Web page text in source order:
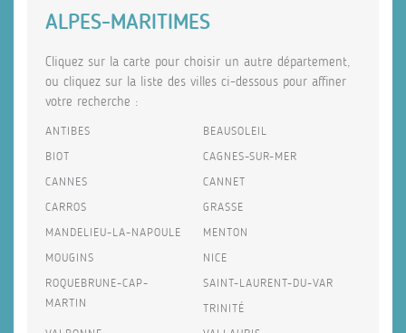
ALPES-MARITIMES
Cliquez sur la carte pour choisir un autre département,
ou cliquez sur la liste des villes ci-dessous pour affiner
votre recherche :
ANTIBES
BEAUSOLEIL
BIOT
CAGNES-SUR-MER
CANNES
CANNET
CARROS
GRASSE
MANDELIEU-LA-NAPOULE
MENTON
MOUGINS
NICE
ROQUEBRUNE-CAP-
MARTIN
SAINT-LAURENT-DU-VAR
TRINITÉ